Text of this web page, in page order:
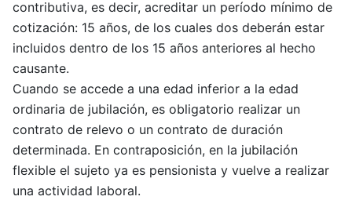
contributiva, es decir, acreditar un período mínimo de
cotización: 15 años, de los cuales dos deberán estar
incluidos dentro de los 15 años anteriores al hecho
causante.
Cuando se accede a una edad inferior a la edad
ordinaria de jubilación, es obligatorio realizar un
contrato de relevo o un contrato de duración
determinada. En contraposición, en la jubilación
flexible el sujeto ya es pensionista y vuelve a realizar
una actividad laboral.